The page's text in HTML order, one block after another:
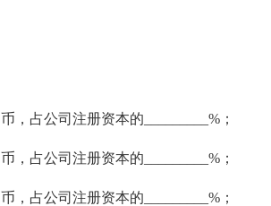
，占公司注册资本的_________%；
，占公司注册资本的_________%；
，占公司注册资本的_________%；